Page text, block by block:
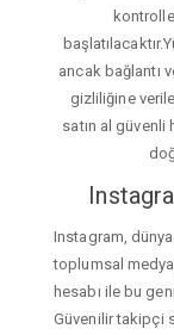
ancak bağlantı
gizliliğine
satın al
Instagram, dünya
toplumsal
hesabı ile bu
Güvenilir takipçi